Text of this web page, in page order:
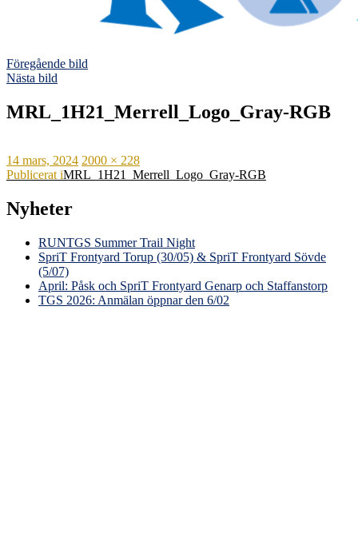
Föregående bild
Nästa bild
MRL_1H21_Merrell_Logo_Gray-RGB
Publicerat
den
14 mars, 2024 Full
storlek
2000 × 228
Inläggsnavigering
Publicerat iMRL_1H21_Merrell_Logo_Gray-RGB
Nyheter
RUNTGS Summer Trail Night
SpriT Frontyard Torup (30/05) & SpriT Frontyard Sövde
(5/07)
April: Påsk och SpriT Frontyard Genarp och Staffanstorp
TGS 2026: Anmälan öppnar den 6/02